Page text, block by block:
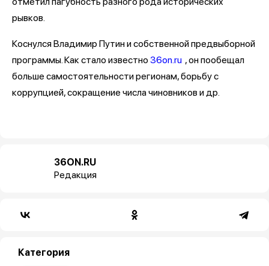
рывков.
Коснулся Владимир Путин и собственной предвыборной
программы. Как стало известно 36on.ru , он пообещал
больше самостоятельности регионам, борьбу с
коррупцией, сокращение числа чиновников и др.
36ON.RU
Редакция
Категория